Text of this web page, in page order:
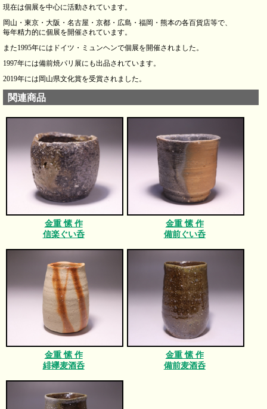
現在は個展を中心に活動されています。
岡山・東京・大阪・名古屋・京都・広島・福岡・熊本の各百貨店等で、
毎年精力的に個展を開催されています。
また1995年にはドイツ・ミュンヘンで個展を開催されました。
1997年には備前焼パリ展にも出品されています。
2019年には岡山県文化賞を受賞されました。
関連商品
金重 愫 作
信楽ぐい呑
金重 愫 作
備前ぐい呑
金重 愫 作
緋襷麦酒呑
金重 愫 作
備前麦酒呑